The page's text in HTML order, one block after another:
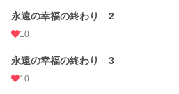
永遠の幸福の終わり 2
10
永遠の幸福の終わり 3
10